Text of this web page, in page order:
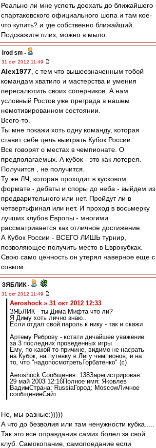
Реально ли мне успеть доехать до ближайшего
спартаковского официального шопа и там кое-
что купить? и где собственно ближайший.
Подскажите плиз, можно в мыло.
irod sm -
31 окт 2012 11:49
Alex1977 , с тем что вышеозначенным тобой
командам хватило и мастерства и умения
пересалютить своих соперников. А нам
условный Ростов уже преграда в нашем
немотивированном состоянии.
Всего-то.
Ты мне покажи хоть одну команду, которая
ставит себе цель выиграть Кубок России.
Все говорят о местах в чемпионате. О
предполагаемых. А кубок - это как лотерея.
Получится , не получится.
Ту же ЛЧ, которая проходит в кусковом
формате - дебаты и споры до неба - выйдем из
предварительного или нет. Пройдут ли в
четвертьфинал или нет. И проход в восьмерку
лучших клубов Европы - многими
рассматривается как отличное достижение.
А Кубок России - ВСЕГО ЛИШЬ турнир,
позволяющее получить место в Еврокубках.
Свою само ценность он утерял наверное еще с
совком.
ЗЯБЛИК -
31 окт 2012 11:49
Aeroshock » 31 окт 2012 12:33
ЗЯБЛИК - ты Дима Мифта что ли?
Я Диму хоть лично знаю..
Если отдал свой пароль к нику - так и скажи
Артему Реброву - кстати дичайшее уважение
за 3 последних проведенных игры
Ему, по какой-то причине, видимо не насрать
на Кубок, на путевку в Лигу чемпионов, и на
то, что "надопосмотретьГорбатенко" (с)
Aeroshock Сообщения: 138Зарегистрирован:
29 май 2003 12:16Полное имя: Яковлев
ВадимСтрана: RussiaГород: MoscowЛичное
сообщениеСайт
Не, мы разные:)))))
А что до безволия или там ненужности кубка.....
Так это все оправдания самих болел за свой
клуб. Самокопание, самопоедание если